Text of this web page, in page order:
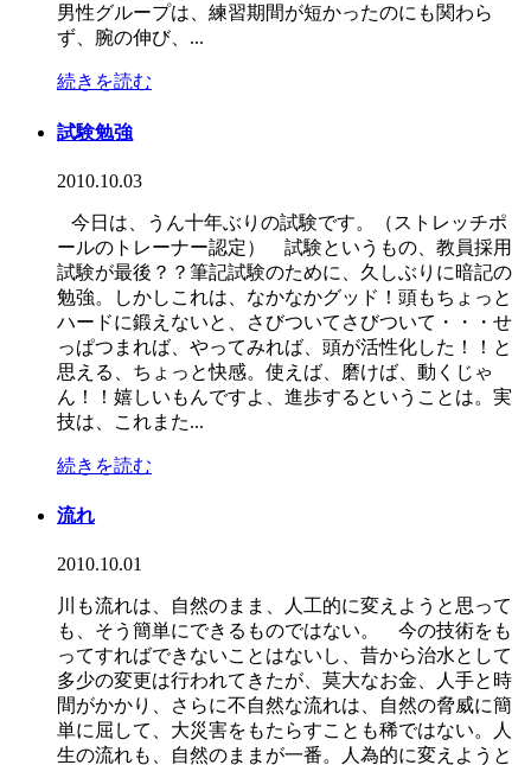
男性グループは、練習期間が短かったのにも関わら
ず、腕の伸び、...
続きを読む
試験勉強
2010.10.03
今日は、うん十年ぶりの試験です。（ストレッチポ
ールのトレーナー認定） 試験というもの、教員採用
試験が最後？？筆記試験のために、久しぶりに暗記の
勉強。しかしこれは、なかなかグッド！頭もちょっと
ハードに鍛えないと、さびついてさびついて・・・せ
っぱつまれば、やってみれば、頭が活性化した！！と
思える、ちょっと快感。使えば、磨けば、動くじゃ
ん！！嬉しいもんですよ、進歩するということは。実
技は、これまた...
続きを読む
流れ
2010.10.01
川も流れは、自然のまま、人工的に変えようと思って
も、そう簡単にできるものではない。 今の技術をも
ってすればできないことはないし、昔から治水として
多少の変更は行われてきたが、莫大なお金、人手と時
間がかかり、さらに不自然な流れは、自然の脅威に簡
単に屈して、大災害をもたらすことも稀ではない。人
生の流れも、自然のままが一番。人為的に変えようと